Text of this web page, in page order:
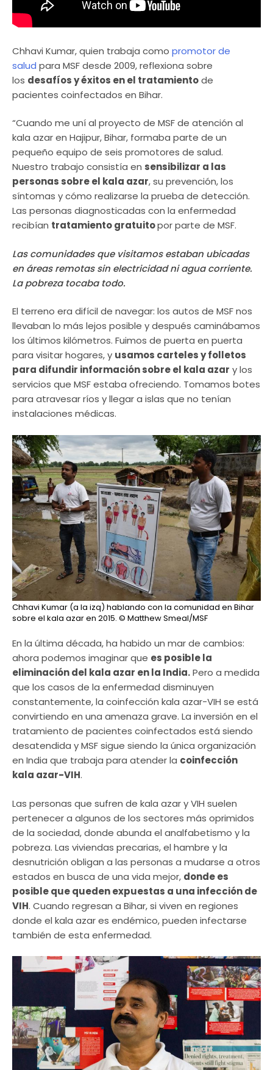
Chhavi Kumar, quien trabaja como promotor de
salud para MSF desde 2009, reflexiona sobre
los desafíos y éxitos en el tratamientode
pacientes coinfectados en Bihar.
“Cuando me uní al proyecto de MSF de atención al
kala azar en Hajipur, Bihar, formaba parte de un
pequeño equipo de seis promotores de salud.
Nuestro trabajo consistía en sensibilizar a las
personas sobre el kala azar, su prevención, los
síntomas y cómo realizarse la prueba de detección.
Las personas diagnosticadas con la enfermedad
recibían tratamiento gratuitopor parte de MSF.
Las comunidades que visitamos estaban ubicadas
en áreas remotas sin electricidad ni agua corriente.
La pobreza tocaba todo.
El terreno era difícil de navegar: los autos de MSF nos
llevaban lo más lejos posible y después caminábamos
los últimos kilómetros. Fuimos de puerta en puerta
para visitar hogares, y usamos carteles y folletos
para difundir información sobre el kala azar y los
servicios que MSF estaba ofreciendo. Tomamos botes
para atravesar ríos y llegar a islas que no tenían
instalaciones médicas.
Chhavi Kumar (a la izq) hablando con la comunidad en Bihar
sobre el kala azar en 2015. © Matthew Smeal/MSF
En la última década, ha habido un mar de cambios:
ahora podemos imaginar que es posible la
eliminación del kala azar en la India.Pero a medida
que los casos de la enfermedad disminuyen
constantemente, la coinfección kala azar-VIH se está
convirtiendo en una amenaza grave. La inversión en el
tratamiento de pacientes coinfectados está siendo
desatendida y MSF sigue siendo la única organización
en India que trabaja para atender la coinfección
kala azar-VIH.
Las personas que sufren de kala azar y VIH suelen
pertenecer a algunos de los sectores más oprimidos
de la sociedad, donde abunda el analfabetismo y la
pobreza. Las viviendas precarias, el hambre y la
desnutrición obligan a las personas a mudarse a otros
estados en busca de una vida mejor, donde es
posible que queden expuestas a una infección de
VIH. Cuando regresan a Bihar, si viven en regiones
donde el kala azar es endémico, pueden infectarse
también de esta enfermedad.